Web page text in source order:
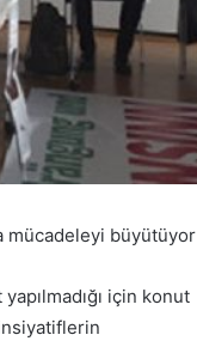
mücadeleyi büyütüyor
için konut